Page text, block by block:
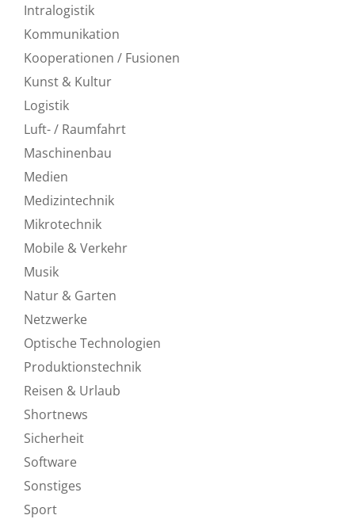
Intralogistik
Kommunikation
Kooperationen / Fusionen
Kunst & Kultur
Logistik
Luft- / Raumfahrt
Maschinenbau
Medien
Medizintechnik
Mikrotechnik
Mobile & Verkehr
Musik
Natur & Garten
Netzwerke
Optische Technologien
Produktionstechnik
Reisen & Urlaub
Shortnews
Sicherheit
Software
Sonstiges
Sport